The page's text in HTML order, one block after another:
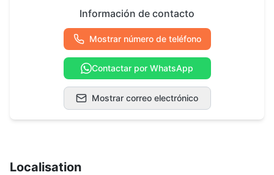
Información de contacto
Mostrar número de teléfono
Contactar por WhatsApp
Mostrar correo electrónico
Localisation